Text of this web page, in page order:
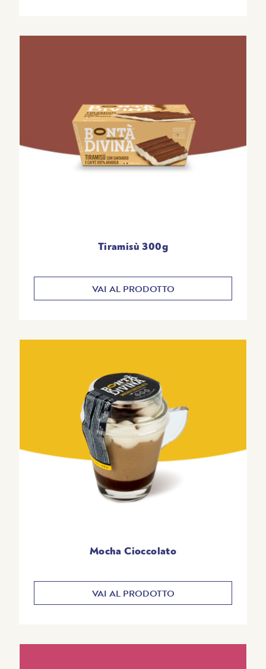
Tiramisù 300g
VAI AL PRODOTTO
Mocha Cioccolato
VAI AL PRODOTTO